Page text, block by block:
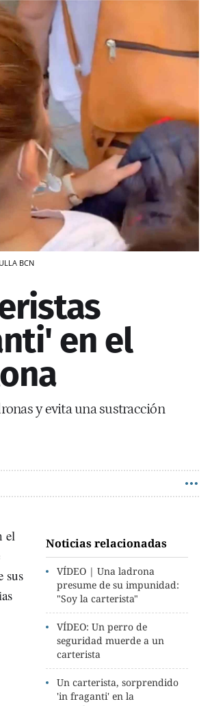
BCN
en el
y evita una sustracción
Noticias relacionadas
VÍDEO | Una ladrona
presume de su impunidad:
"Soy la carterista"
VÍDEO: Un perro de
seguridad muerde a un
carterista
Un carterista, sorprendido
'in fraganti' en la
el
sus